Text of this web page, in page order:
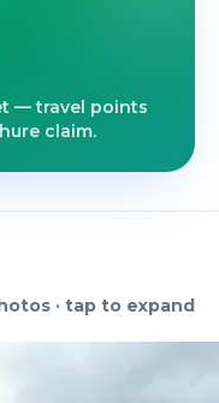
— travel points
claim.
· tap to expand